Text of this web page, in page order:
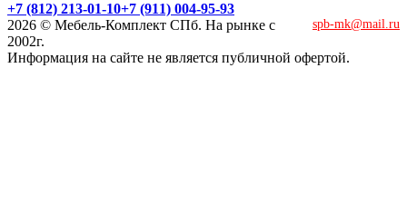
+7 (812) 213-01-10+7 (911) 004-95-93
spb-mk@mail.ru
2026 © Мебель-Комплект СПб. На рынке с
2002г.
Информация на сайте не является публичной офертой.